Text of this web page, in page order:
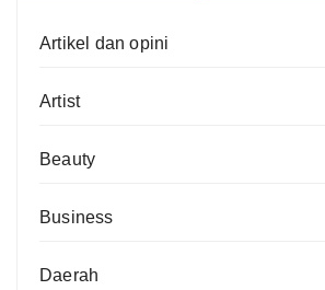
Artikel dan opini
Artist
Beauty
Business
Daerah